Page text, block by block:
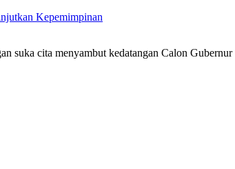
Kepemimpinan
suka cita menyambut kedatangan Calon